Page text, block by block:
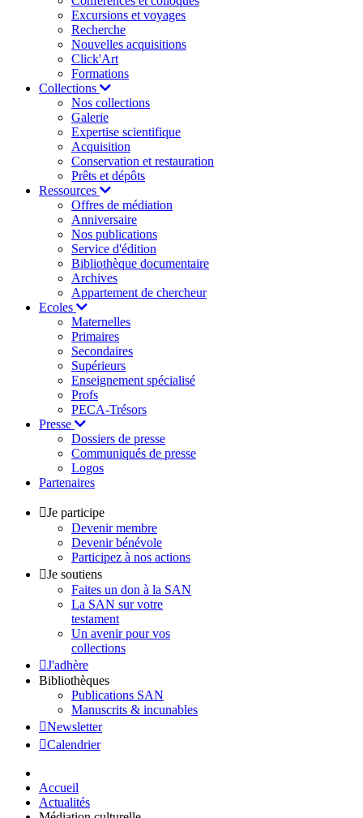
Excursions et voyages
Recherche
Nouvelles acquisitions
Click'Art
Formations
Collections
Nos collections
Galerie
Expertise scientifique
Acquisition
Conservation et restauration
Prêts et dépôts
Ressources
Offres de médiation
Anniversaire
Nos publications
Service d'édition
Bibliothèque documentaire
Archives
Appartement de chercheur
Ecoles
Maternelles
Primaires
Secondaires
Supérieurs
Enseignement spécialisé
Profs
PECA-Trésors
Presse
Dossiers de presse
Communiqués de presse
Logos
Partenaires
Je participe
Devenir membre
Devenir bénévole
Participez à nos actions
Je soutiens
Faites un don à la SAN
La SAN sur votre
testament
Un avenir pour vos
collections
J'adhère
Bibliothèques
Publications SAN
Manuscrits & incunables
Newsletter
Calendrier
Accueil
Actualités